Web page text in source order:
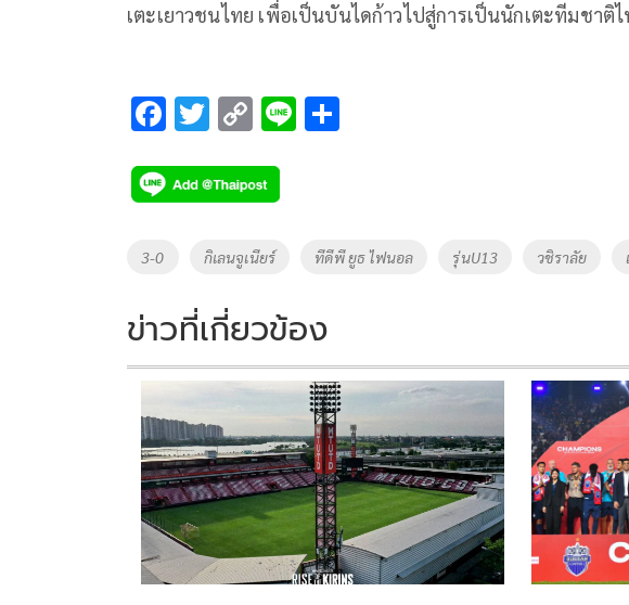
เตะเยาวชนไทย เพื่อเป็นบันไดก้าวไปสู่การเป็นนักเตะทีมชาติ
F
e
b
k
T
tt
er
C
p
y
Li
k
Li
Tags
3-0 กิเลนจูเนียร์ ทีดีพี ยูธ ไฟนอล รุ่นU13 วชิราลัย
ข่าวที่เกี่ยวข้อง